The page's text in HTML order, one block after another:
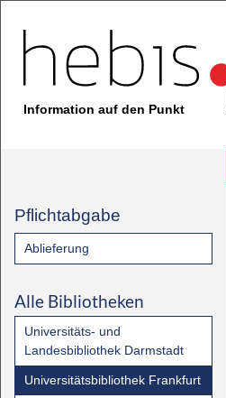
Information auf den Punkt
Pflichtabgabe
Ablieferung
Alle Bibliotheken
Universitäts- und
Landesbibliothek Darmstadt
Universitätsbibliothek Frankfurt